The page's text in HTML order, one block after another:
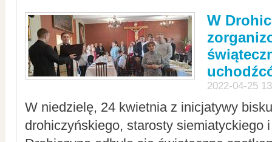
W
2022-04-25
W niedzielę, 24 kwietnia z inicjatywy
drohiczyńskiego, starosty siemiatyckiego